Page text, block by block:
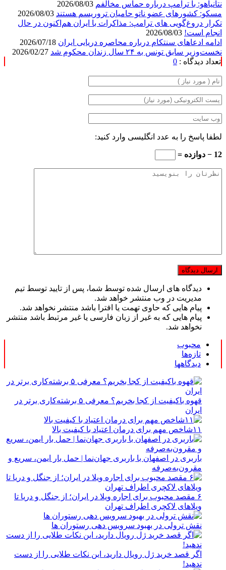
نتانیاهو: با ترامپ درباره حماس مخالفم
مسکو: کشورهای عضو ناتو حامیان تروریسم هستند
تکرار دروغ‌گویی های ترامپ: مذاکرات با ایران هم‌اکنون در حال
انجام است!
ادامه ادعاهای سنتکام درباره محاصره دریایی ایران
نخست‌وزیر سابق تونس به ۲۴ سال زندان محکوم شد
تعداد دیدگاه : 0
لطفا پاسخ را به عدد انگلیسی وارد کنید:
12 − دوازده =
دیدگاه های ارسال شده توسط شما، پس از تایید توسط تیم
مدیریت در وب منتشر خواهد شد.
پیام هایی که حاوی تهمت یا افترا باشد منتشر نخواهد شد.
پیام هایی که به غیر از زبان فارسی یا غیر مرتبط باشد منتشر
نخواهد شد.
محبوب
تازه‌ها
دیدگاهها
قهوه باکیفیت از کجا بخریم؟ معرفی ۵ برشته‌کاری برتر در
ایران
۱۱شاخص مهم برای درمان اعتیاد با کیفیت بالا
باربری در اصفهان با باربری جهان‌نما | حمل بار ایمن، سریع و
مقرون‌به‌صرفه
۶ مقصد محبوب برای اجاره ویلا در ایران؛ از جنگل و دریا تا
ویلاهای لاکچری اطراف تهران
نقش ترولی در بهبود سرویس دهی رستوران ها
اگر قصد خرید ژل رویال دارید، این نکات طلایی را از دست
ندهید!